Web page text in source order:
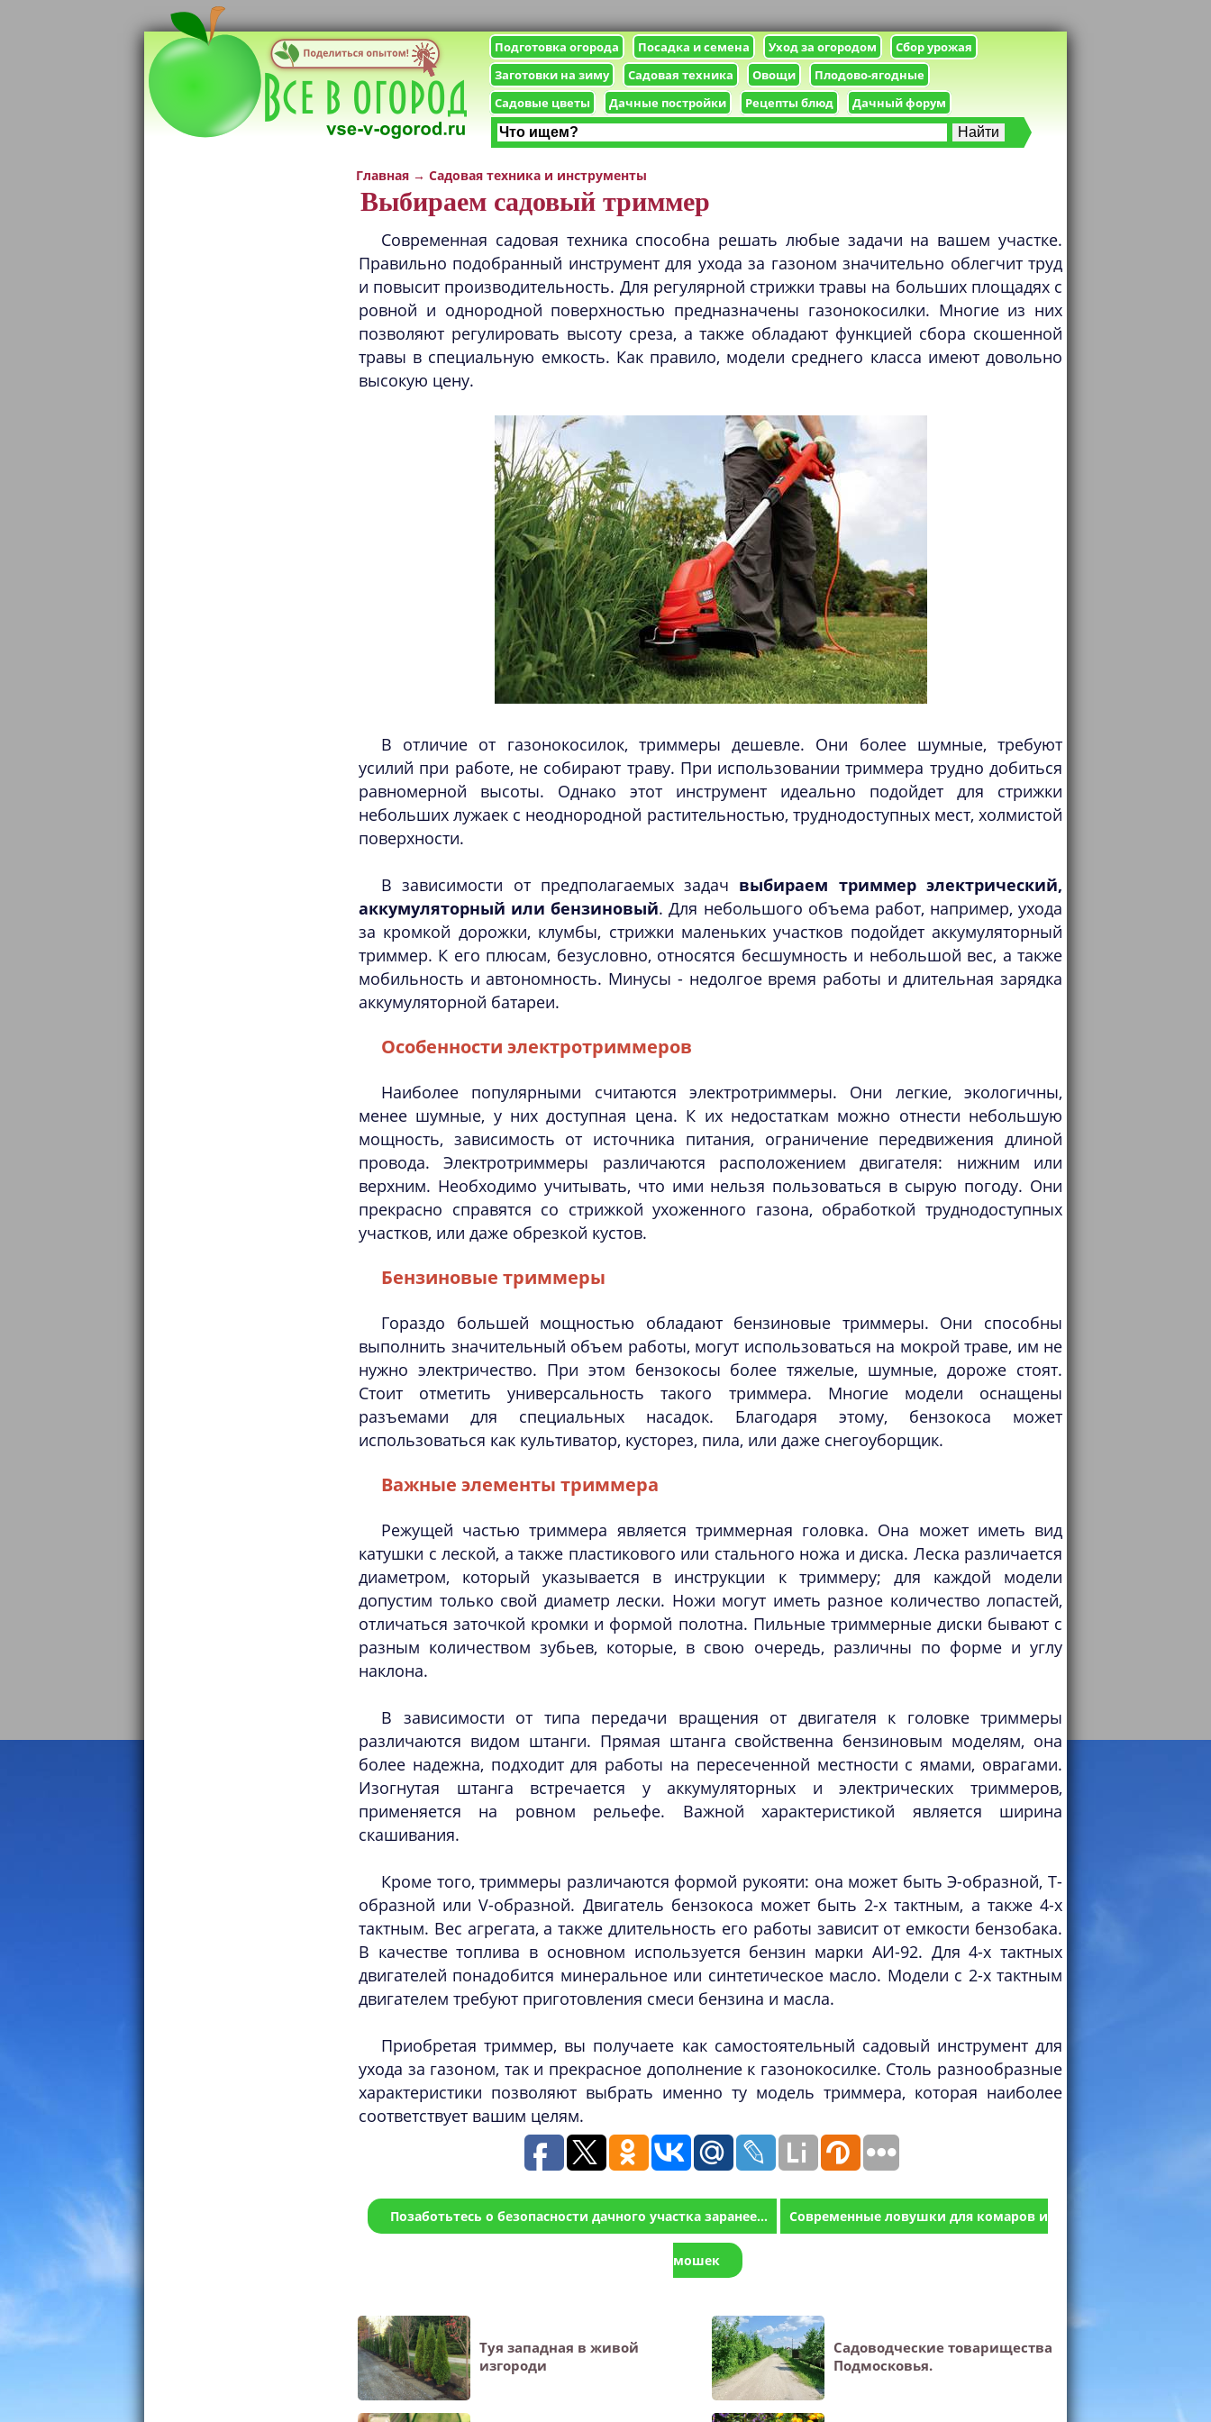
Подготовка огорода Посадка и семена Уход за огородом
Сбор урожая
Заготовки на зиму
Садовая техника Овощи
Плодово-ягодные
Садовые цветы
Дачные постройки Рецепты блюд Дачный форум
Главная → Садовая техника и инструменты
Выбираем садовый триммер
Современная садовая техника способна решать любые задачи на вашем участке.
Правильно подобранный инструмент для ухода за газоном значительно облегчит труд
и повысит производительность. Для регулярной стрижки травы на больших площадях с
ровной и однородной поверхностью предназначены газонокосилки. Многие из них
позволяют регулировать высоту среза, а также обладают функцией сбора скошенной
травы в специальную емкость. Как правило, модели среднего класса имеют довольно
высокую цену.
В отличие от газонокосилок, триммеры дешевле. Они более шумные, требуют
усилий при работе, не собирают траву. При использовании триммера трудно добиться
равномерной высоты. Однако этот инструмент идеально подойдет для стрижки
небольших лужаек с неоднородной растительностью, труднодоступных мест, холмистой
поверхности.
В зависимости от предполагаемых задач выбираем триммер электрический,
аккумуляторный или бензиновый. Для небольшого объема работ, например, ухода
за кромкой дорожки, клумбы, стрижки маленьких участков подойдет аккумуляторный
триммер. К его плюсам, безусловно, относятся бесшумность и небольшой вес, а также
мобильность и автономность. Минусы - недолгое время работы и длительная зарядка
аккумуляторной батареи.
Особенности электротриммеров
Наиболее популярными считаются электротриммеры. Они легкие, экологичны,
менее шумные, у них доступная цена. К их недостаткам можно отнести небольшую
мощность, зависимость от источника питания, ограничение передвижения длиной
провода. Электротриммеры различаются расположением двигателя: нижним или
верхним. Необходимо учитывать, что ими нельзя пользоваться в сырую погоду. Они
прекрасно справятся со стрижкой ухоженного газона, обработкой труднодоступных
участков, или даже обрезкой кустов.
Бензиновые триммеры
Гораздо большей мощностью обладают бензиновые триммеры. Они способны
выполнить значительный объем работы, могут использоваться на мокрой траве, им не
нужно электричество. При этом бензокосы более тяжелые, шумные, дороже стоят.
Стоит отметить универсальность такого триммера. Многие модели оснащены
разъемами для специальных насадок. Благодаря этому, бензокоса может
использоваться как культиватор, кусторез, пила, или даже снегоуборщик.
Важные элементы триммера
Режущей частью триммера является триммерная головка. Она может иметь вид
катушки с леской, а также пластикового или стального ножа и диска. Леска различается
диаметром, который указывается в инструкции к триммеру; для каждой модели
допустим только свой диаметр лески. Ножи могут иметь разное количество лопастей,
отличаться заточкой кромки и формой полотна. Пильные триммерные диски бывают с
разным количеством зубьев, которые, в свою очередь, различны по форме и углу
наклона.
В зависимости от типа передачи вращения от двигателя к головке триммеры
различаются видом штанги. Прямая штанга свойственна бензиновым моделям, она
более надежна, подходит для работы на пересеченной местности с ямами, оврагами.
Изогнутая штанга встречается у аккумуляторных и электрических триммеров,
применяется на ровном рельефе. Важной характеристикой является ширина
скашивания.
Кроме того, триммеры различаются формой рукояти: она может быть Э-образной, Т-
образной или V-образной. Двигатель бензокоса может быть 2-х тактным, а также 4-х
тактным. Вес агрегата, а также длительность его работы зависит от емкости бензобака.
В качестве топлива в основном используется бензин марки АИ-92. Для 4-х тактных
двигателей понадобится минеральное или синтетическое масло. Модели с 2-х тактным
двигателем требуют приготовления смеси бензина и масла.
Приобретая триммер, вы получаете как самостоятельный садовый инструмент для
ухода за газоном, так и прекрасное дополнение к газонокосилке. Столь разнообразные
характеристики позволяют выбрать именно ту модель триммера, которая наиболее
соответствует вашим целям.
Позаботьтесь о безопасности дачного участка заранее... Современные ловушки для комаров и
мошек
Туя западная в живой
изгороди
Садоводческие товарищества
Подмосковья.